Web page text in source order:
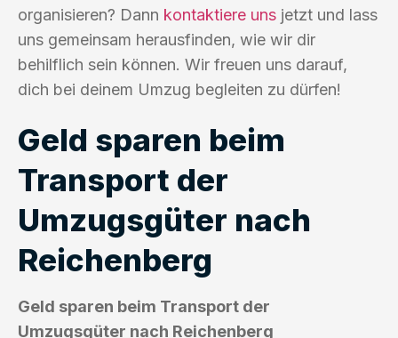
organisieren? Dann kontaktiere uns jetzt und lass
uns gemeinsam herausfinden, wie wir dir
behilflich sein können. Wir freuen uns darauf,
dich bei deinem Umzug begleiten zu dürfen!
Geld sparen beim
Transport der
Umzugsgüter nach
Reichenberg
Geld sparen beim Transport der
Umzugsgüter nach Reichenberg